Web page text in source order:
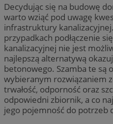
Decydując się na budowę
warto wziąć pod uwagę
infrastruktury
przypadkach podłączenie
kanalizacyjnej nie jest
najlepszą alternatywą
betonowego. Szamba te są
wybieranym rozwiązaniem
trwałość, odporność oraz
odpowiedni zbiornik, a co
jego pojemność do potrzeb